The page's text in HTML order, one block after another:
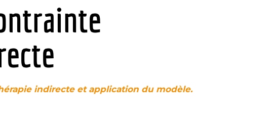
indirecte et application du modèle.